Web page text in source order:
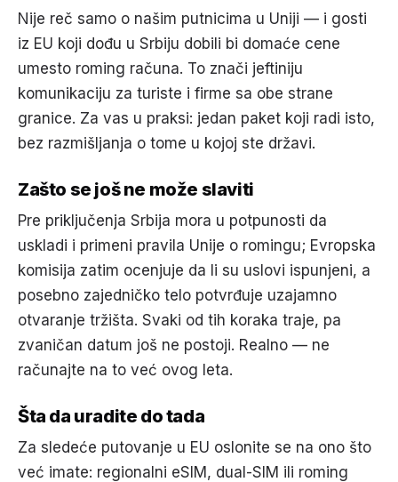
Nije reč samo o našim putnicima u Uniji — i gosti
iz EU koji dođu u Srbiju dobili bi domaće cene
umesto roming računa. To znači jeftiniju
komunikaciju za turiste i firme sa obe strane
granice. Za vas u praksi: jedan paket koji radi isto,
bez razmišljanja o tome u kojoj ste državi.
Zašto se još ne može slaviti
Pre priključenja Srbija mora u potpunosti da
uskladi i primeni pravila Unije o romingu; Evropska
komisija zatim ocenjuje da li su uslovi ispunjeni, a
posebno zajedničko telo potvrđuje uzajamno
otvaranje tržišta. Svaki od tih koraka traje, pa
zvaničan datum još ne postoji. Realno — ne
računajte na to već ovog leta.
Šta da uradite do tada
Za sledeće putovanje u EU oslonite se na ono što
već imate: regionalni eSIM, dual-SIM ili roming